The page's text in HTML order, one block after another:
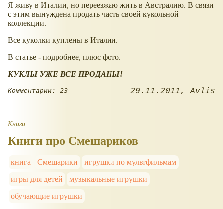
Я живу в Италии, но переезжаю жить в Австралию. В связи
с этим вынуждена продать часть своей кукольной
коллекции.
Все куколки куплены в Италии.
В статье - подробнее, плюс фото.
КУКЛЫ УЖЕ ВСЕ ПРОДАНЫ!
Комментарии: 23 29.11.2011 Avlis
Книги
Книги про Смешариков
книга Смешарики
игрушки по мультфильмам
игры для детей
музыкальные игрушки
обучающие игрушки